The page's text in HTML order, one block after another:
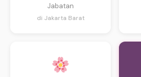
Jabatan
di Jakarta Barat